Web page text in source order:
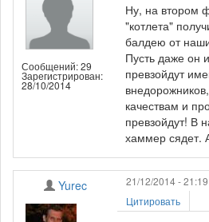
Сообщений: 29
Зарегистрирован:
28/10/2014
Ну, на втором
"котлета"
балдею от
Пусть даже он
превзойдут
качествам и
превзойдут! В
хаммер сядет.
Yurec 21/12/2014 - 21:19
Цитировать